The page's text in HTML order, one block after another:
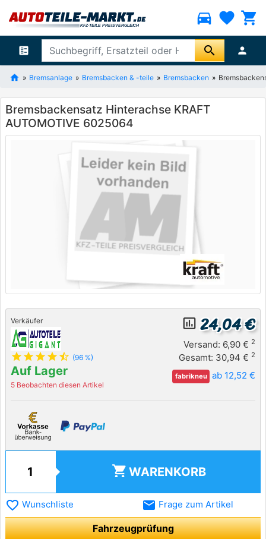
directions_car favorite shopping_cart
ballot search person
Bremsanlage Bremsbacken & -teile Bremsbacken
Bremsbackensatz Hinterachse KRAFT
AUTOMOTIVE 6025064
Verkäufer
star star star star star_half (96 %)
Auf Lager
5 Beobachten diesen Artikel
insert_chart_outlined 24,04 €
Versand: 6,90 € 2
Gesamt: 30,94 € 2
fabrikneu ab 12,52 €
shopping_cart WARENKORB
favorite_border Wunschliste email Frage zum Artikel
Fahrzeugprüfung